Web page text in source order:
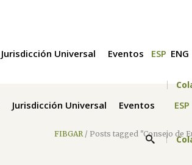
Jurisdicción Universal Eventos ESP
Jurisdicción Universal Eventos ESP ENG
FIBGAR / Posts tagged "Consejo de